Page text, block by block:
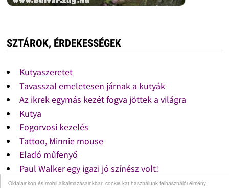
Oldalainkon és mobil alkalmazásainkban cookie-kat használunk felhasználói élmény
SZTÁROK, ÉRDEKESSÉGEK
Kutyaszeretet
Tavasszal emeletesen járnak a kutyák
Az ikrek egymás kezét fogva jöttek a világra
Kutya
Fogorvosi kezelés
Tattoo, Minnie mouse
Eladó műfenyő
Paul Walker egy igazi jó színész volt!
Vajon ki lehet Ő? Valaki felismeri?